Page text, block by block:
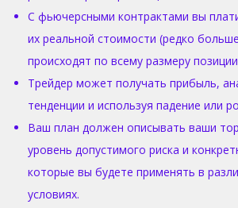
С фьючерсными контрактами вы
их реальной стоимости (редко
происходят по всему размеру
Трейдер может получать прибыль,
тенденции и используя падение или
Ваш план должен описывать ваши
уровень допустимого риска и
которые вы будете применять в
условиях.